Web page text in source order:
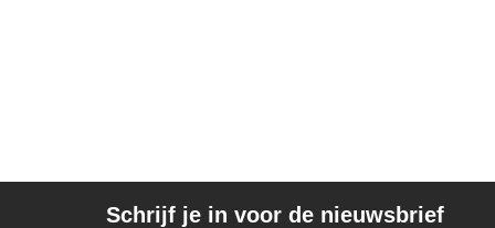
Schrijf je in voor de nieuwsbrief